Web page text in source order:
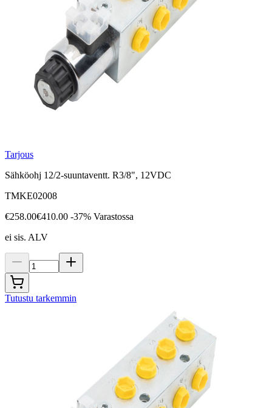
Tarjous
Sähköohj 12/2-suuntaventt. R3/8", 12VDC
TMKE02008
€258.00€410.00 -37% Varastossa
ei sis. ALV
Tutustu tarkemmin